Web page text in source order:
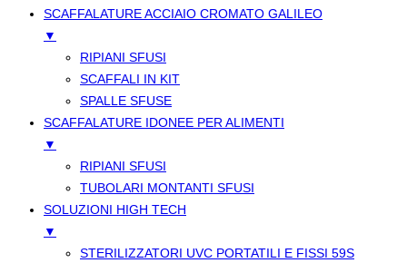
SCAFFALATURE ACCIAIO CROMATO GALILEO
▼
RIPIANI SFUSI
SCAFFALI IN KIT
SPALLE SFUSE
SCAFFALATURE IDONEE PER ALIMENTI
▼
RIPIANI SFUSI
TUBOLARI MONTANTI SFUSI
SOLUZIONI HIGH TECH
▼
STERILIZZATORI UVC PORTATILI E FISSI 59S